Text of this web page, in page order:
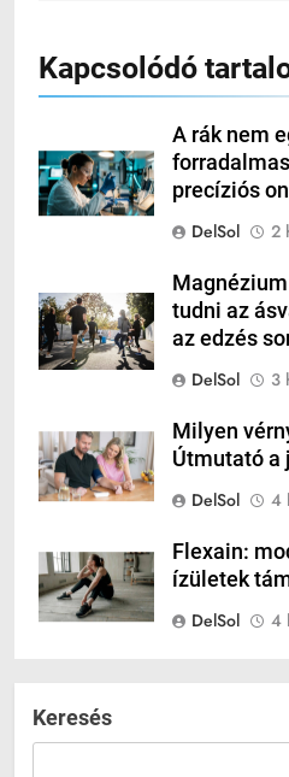
Kapcsolódó
A rák nem
precíziós
DelSol
2
tudni az
az edzés
DelSol
3
Milyen
Útmutató a
DelSol
4
Flexain:
ízületek
DelSol
4
Keresés